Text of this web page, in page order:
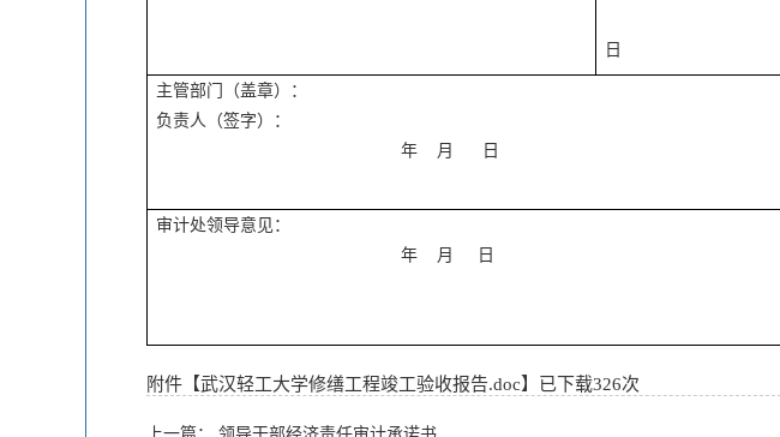
日
主管部门（盖章）：
负责人（签字）：
年 月 日
审计处领导意见：
年 月 日
附件【武汉轻工大学修缮工程竣工验收报告.doc】已下载326次